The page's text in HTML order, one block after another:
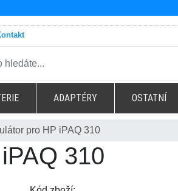
ADAPTÉRY OSTATNÍ
pro HP iPAQ 310
310